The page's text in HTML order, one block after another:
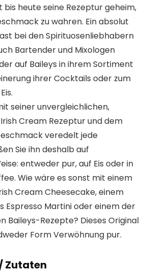
heute seine Rezeptur geheim,
zu wahren. Ein absolut
bei den Spirituosenliebhabern
Bartender und Mixologen
auf Baileys in ihrem Sortiment
ihrer Cocktails oder zum
seiner unvergleichlichen,
Cream Rezeptur und dem
veredelt jede
Sie ihn deshalb auf
entweder pur, auf Eis oder in
Wie wäre es sonst mit einem
Cream Cheesecake, einem
Espresso Martini oder einem der
Baileys-Rezepte? Dieses Original
Form Verwöhnung pur.
Zutaten